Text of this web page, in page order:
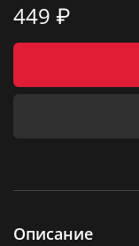
449 ₽
Описание